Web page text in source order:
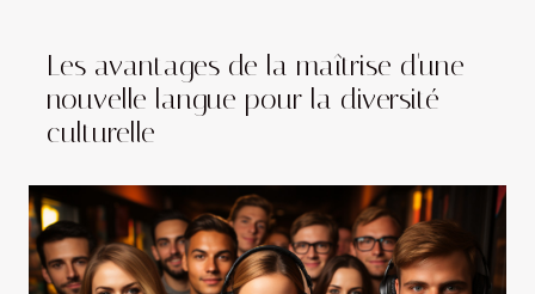
Les avantages de la maîtrise d'une
nouvelle langue pour la diversité
culturelle